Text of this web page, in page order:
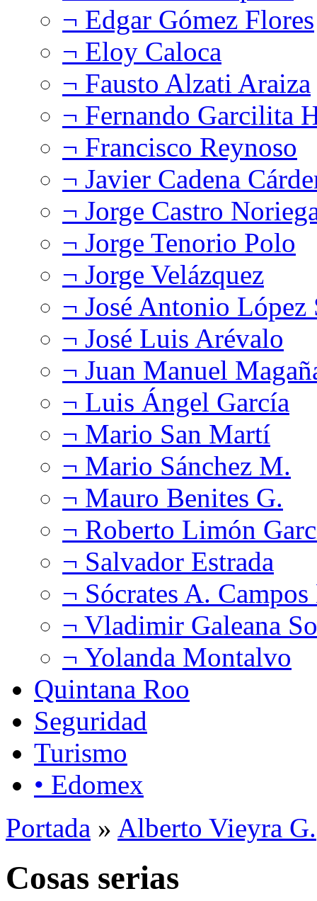
¬ Edgar Gómez Flores
¬ Eloy Caloca
¬ Fausto Alzati Araiza
¬ Fernando Garcilita
¬ Francisco Reynoso
¬ Javier Cadena
¬ Jorge Castro
¬ Jorge Tenorio Polo
¬ Jorge Velázquez
¬ José Antonio López
¬ José Luis Arévalo
¬ Juan Manuel
¬ Luis Ángel García
¬ Mario San Martí
¬ Mario Sánchez M.
¬ Mauro Benites G.
¬ Roberto Limón
¬ Salvador Estrada
¬ Sócrates A.
¬ Vladimir Galeana
¬ Yolanda Montalvo
Quintana Roo
Seguridad
Turismo
• Edomex
Portada » Alberto Vieyra G.
Cosas serias